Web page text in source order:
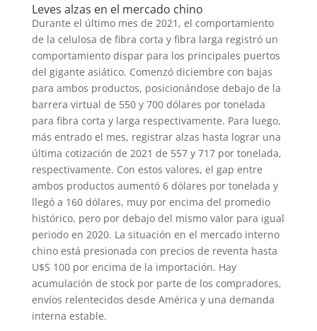
Leves alzas en el mercado chino
Durante el último mes de 2021, el comportamiento
de la celulosa de fibra corta y fibra larga registró un
comportamiento dispar para los principales puertos
del gigante asiático. Comenzó diciembre con bajas
para ambos productos, posicionándose debajo de la
barrera virtual de 550 y 700 dólares por tonelada
para fibra corta y larga respectivamente. Para luego,
más entrado el mes, registrar alzas hasta lograr una
última cotización de 2021 de 557 y 717 por tonelada,
respectivamente. Con estos valores, el gap entre
ambos productos aumentó 6 dólares por tonelada y
llegó a 160 dólares, muy por encima del promedio
histórico, pero por debajo del mismo valor para igual
periodo en 2020. La situación en el mercado interno
chino está presionada con precios de reventa hasta
U$S 100 por encima de la importación. Hay
acumulación de stock por parte de los compradores,
envíos relentecidos desde América y una demanda
interna estable.